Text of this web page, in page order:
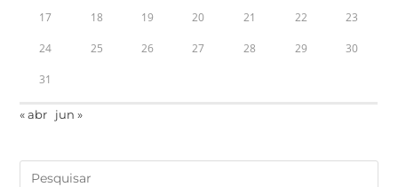
17 18 19 20 21 22 23
24 25 26 27 28 29 30
31
« abr jun »